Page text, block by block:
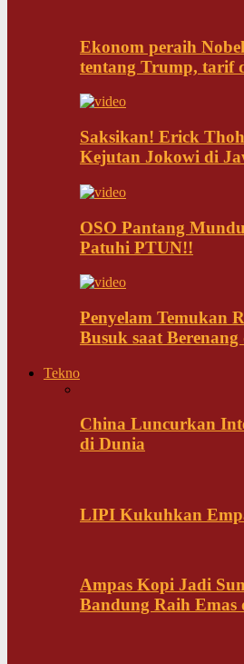
Ekonom peraih
tentang Trump, tarif
Saksikan! Erick
Kejutan Jokowi di
OSO Pantang
Patuhi PTUN!!
Penyelam Temukan
Busuk saat
Tekno
China Luncurkan
di Dunia
LIPI Kukuhkan
Ampas Kopi Jadi
Bandung Raih Emas